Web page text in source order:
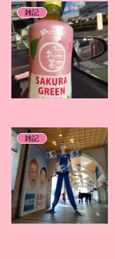
雑記
雑記